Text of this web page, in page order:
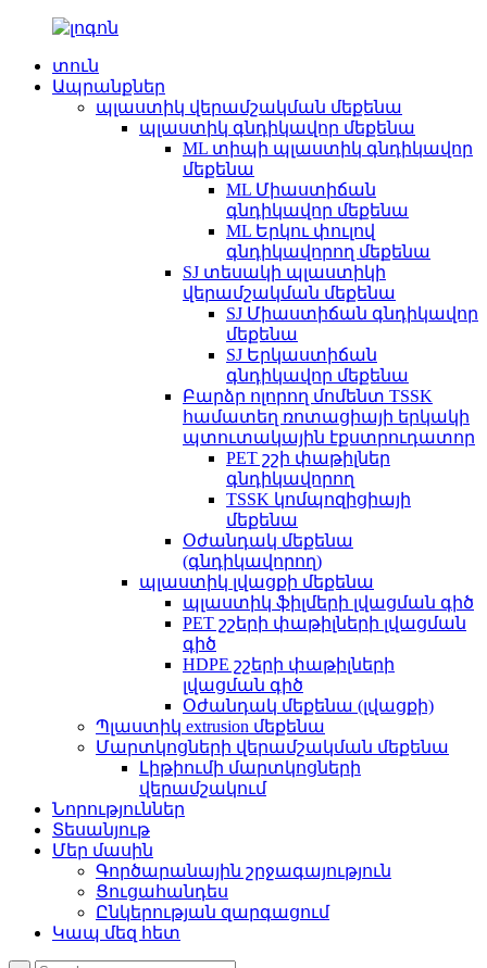
տուն
Ապրանքներ
պլաստիկ վերամշակման մեքենա
պլաստիկ գնդիկավոր մեքենա
ML տիպի պլաստիկ գնդիկավոր
մեքենա
ML Միաստիճան
գնդիկավոր մեքենա
ML Երկու փուլով
գնդիկավորող մեքենա
SJ տեսակի պլաստիկի
վերամշակման մեքենա
SJ Միաստիճան գնդիկավոր
մեքենա
SJ Երկաստիճան
գնդիկավոր մեքենա
Բարձր ոլորող մոմենտ TSSK
համատեղ ռոտացիայի երկակի
պտուտակային էքստրուդատոր
PET շշի փաթիլներ
գնդիկավորող
TSSK կոմպոզիցիայի
մեքենա
Օժանդակ մեքենա
(գնդիկավորող)
պլաստիկ լվացքի մեքենա
պլաստիկ ֆիլմերի լվացման գիծ
PET շշերի փաթիլների լվացման
գիծ
HDPE շշերի փաթիլների
լվացման գիծ
Օժանդակ մեքենա (լվացքի)
Պլաստիկ extrusion մեքենա
Մարտկոցների վերամշակման մեքենա
Լիթիումի մարտկոցների
վերամշակում
Նորություններ
Տեսանյութ
Մեր մասին
Գործարանային շրջագայություն
Ցուցահանդես
Ընկերության զարգացում
Կապ մեզ հետ